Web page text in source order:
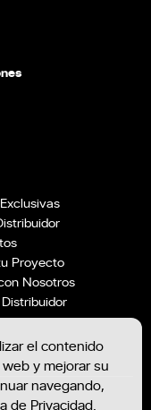
el contenido
y mejorar su
navegando,
de Privacidad.
Proyecto
Nosotros